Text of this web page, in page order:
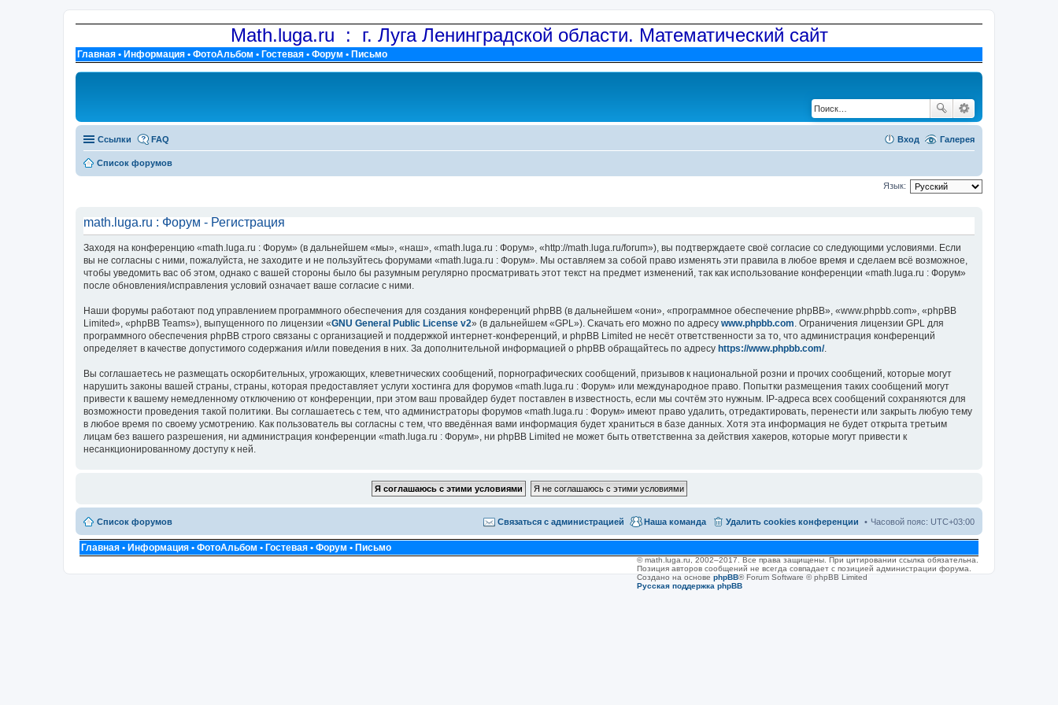
Math.luga.ru : г. Луга Ленинградской области. Математический сайт
Главная • Информация • ФотоАльбом • Гостевая • Форум • Письмо
Ссылки Галерея
FAQ Вход
Список форумов
Язык:
math.luga.ru : Форум - Регистрация
Заходя на конференцию «math.luga.ru : Форум» (в дальнейшем «мы», «наш», «math.luga.ru : Форум», «http://math.luga.ru/forum»), вы подтверждаете своё согласие со следующими условиями. Если
вы не согласны с ними, пожалуйста, не заходите и не пользуйтесь форумами «math.luga.ru : Форум». Мы оставляем за собой право изменять эти правила в любое время и сделаем всё возможное,
чтобы уведомить вас об этом, однако с вашей стороны было бы разумным регулярно просматривать этот текст на предмет изменений, так как использование конференции «math.luga.ru : Форум»
после обновления/исправления условий означает ваше согласие с ними.
Наши форумы работают под управлением программного обеспечения для создания конференций phpBB (в дальнейшем «они», «программное обеспечение phpBB», «www.phpbb.com», «phpBB
Limited», «phpBB Teams»), выпущенного по лицензии «GNU General Public License v2» (в дальнейшем «GPL»). Скачать его можно по адресу www.phpbb.com . Ограничения лицензии GPL для
программного обеспечения phpBB строго связаны с организацией и поддержкой интернет-конференций, и phpBB Limited не несёт ответственности за то, что администрация конференций
определяет в качестве допустимого содержания и/или поведения в них. За дополнительной информацией о phpBB обращайтесь по адресу https://www.phpbb.com/.
Вы соглашаетесь не размещать оскорбительных, угрожающих, клеветнических сообщений, порнографических сообщений, призывов к национальной розни и прочих сообщений, которые могут
нарушить законы вашей страны, страны, которая предоставляет услуги хостинга для форумов «math.luga.ru : Форум» или международное право. Попытки размещения таких сообщений могут
привести к вашему немедленному отключению от конференции, при этом ваш провайдер будет поставлен в известность, если мы сочтём это нужным. IP-адреса всех сообщений сохраняются для
возможности проведения такой политики. Вы соглашаетесь с тем, что администраторы форумов «math.luga.ru : Форум» имеют право удалить, отредактировать, перенести или закрыть любую тему
в любое время по своему усмотрению. Как пользователь вы согласны с тем, что введённая вами информация будет храниться в базе данных. Хотя эта информация не будет открыта третьим
лицам без вашего разрешения, ни администрация конференции «math.luga.ru : Форум», ни phpBB Limited не может быть ответственна за действия хакеров, которые могут привести к
несанкционированному доступу к ней.
Список форумов Часовой пояс: UTC+03:00
Удалить cookies конференции
Наша команда
Связаться с администрацией
Главная • Информация • ФотоАльбом • Гостевая • Форум • Письмо
© math.luga.ru, 2002–2017. Все права защищены. При цитировании ссылка обязательна.
Позиция авторов сообщений не всегда совпадает с позицией администрации форума.
Создано на основе phpBB® Forum Software © phpBB Limited
Русская поддержка phpBB